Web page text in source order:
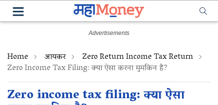
Home आयकर Zero Return Income Tax Return
Zero Income Tax Filing: क्या ऐसा करना मुमकिन‌ है?
Zero income tax filing: क्या ऐसा